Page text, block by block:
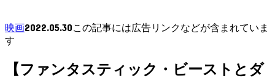
映画2022.05.30この記事には広告リンクなどが含まれていま
す
【ファンタスティック・ビーストとダ